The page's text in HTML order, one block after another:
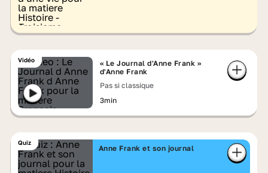
Vidéo
« Le Journal d'Anne Frank »
d'Anne Frank
Pas si classique
3min
Quiz
Anne Frank et son journal